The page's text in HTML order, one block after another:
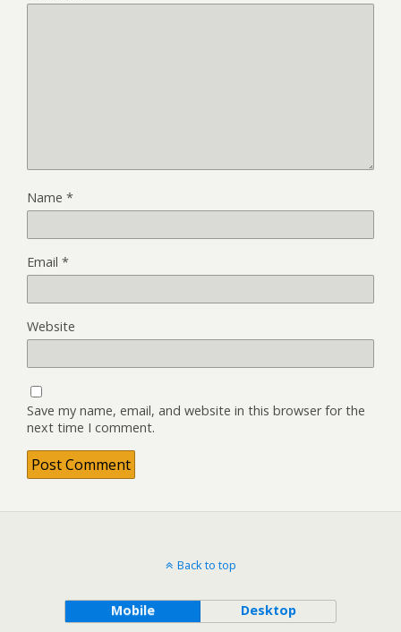
Name *
Email *
Website
Save my name, email, and website in this browser for the
next time I comment.
Back to top
Mobile Desktop